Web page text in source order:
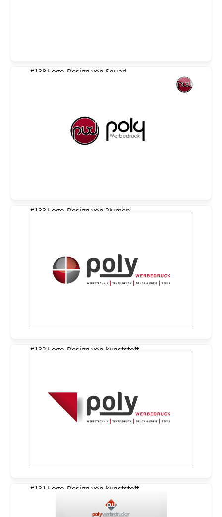
#138 Logo-Design von Squad
#133 Logo-Design von2lumen
#132 Logo-Design vonkunststoff
#131 Logo-Design von kunststoff